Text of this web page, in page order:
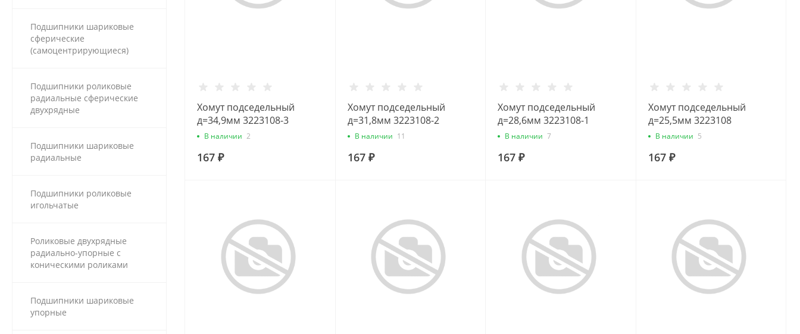
Подшипники шариковые
сферические
(самоцентрирующиеся)
Подшипники роликовые
радиальные сферические
двухрядные
Подшипники шариковые
радиальные
Подшипники роликовые
игольчатые
Роликовые двухрядные
радиально-упорные с
коническими роликами
Подшипники шариковые
упорные
Хомут подседельный
д=34,9мм 3223108-3
В наличии 2
167 ₽
Хомут подседельный
д=31,8мм 3223108-2
В наличии 11
167 ₽
Хомут подседельный
д=28,6мм 3223108-1
В наличии 7
167 ₽
Хомут подседельный
д=25,5мм 3223108
В наличии 5
167 ₽